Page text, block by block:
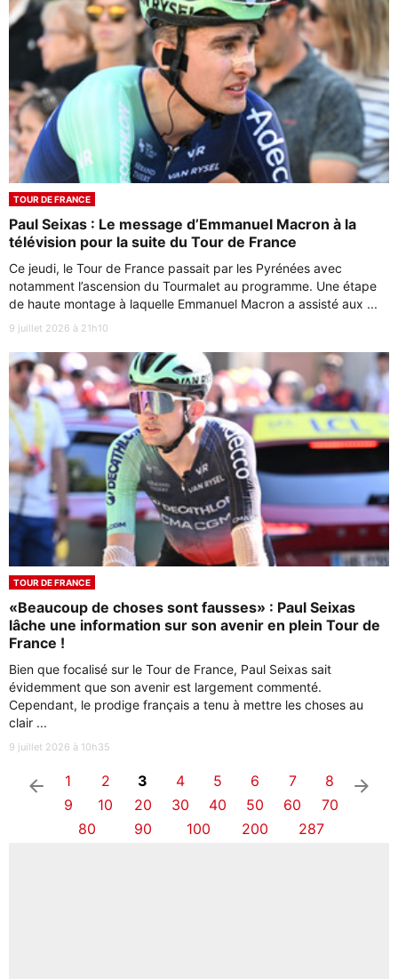
TOUR DE FRANCE
Paul Seixas : Le message d’Emmanuel Macron à la
télévision pour la suite du Tour de France
Ce jeudi, le Tour de France passait par les Pyrénées avec
notamment l’ascension du Tourmalet au programme. Une étape
de haute montage à laquelle Emmanuel Macron a assisté aux ...
9 juillet 2026 à 21h10
TOUR DE FRANCE
«Beaucoup de choses sont fausses» : Paul Seixas
lâche une information sur son avenir en plein Tour de
France !
Bien que focalisé sur le Tour de France, Paul Seixas sait
évidemment que son avenir est largement commenté.
Cependant, le prodige français a tenu à mettre les choses au
clair ...
9 juillet 2026 à 10h35
arrow_left 1 2 3 4 5 6 7
8
9
10 20 30 40 50 60
70
80
90 100 200 287
arrow_right